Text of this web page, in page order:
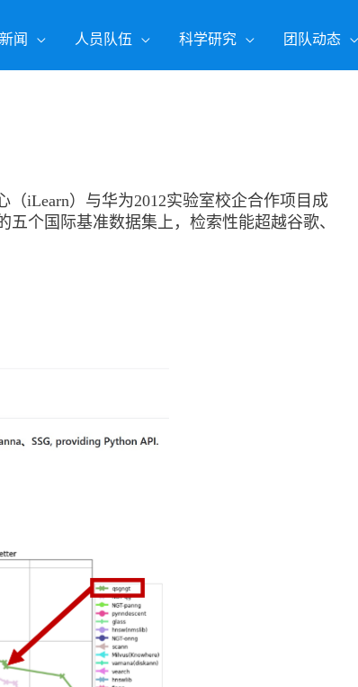
闻 人员队伍 科学研究 团队动态
iLearn）与华为2012实验室校企合作项目成
个国际基准数据集上，检索性能超越谷歌、